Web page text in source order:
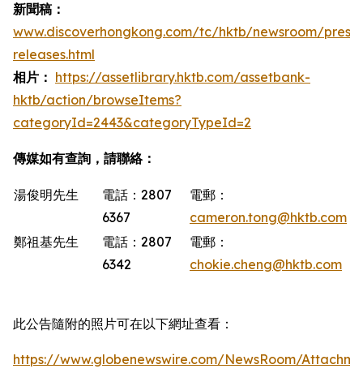
新聞稿：
www.discoverhongkong.com/tc/hktb/newsroom/press-
releases.html
相片： https://assetlibrary.hktb.com/assetbank-
hktb/action/browseItems?
categoryId=2443&categoryTypeId=2
傳媒如有查詢，請聯絡：
湯俊明先生
電話：2807
6367
電郵：
cameron.tong@hktb.com
鄭祖基先生
電話：2807
6342
電郵：
chokie.cheng@hktb.com
此公告隨附的照片可在以下網址查看：
https://www.globenewswire.com/NewsRoom/